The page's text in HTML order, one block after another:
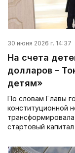
30 июня 2026 г. 14:37
На счета
долларов –
детям»
По словам Главы
конституционной
стартовый